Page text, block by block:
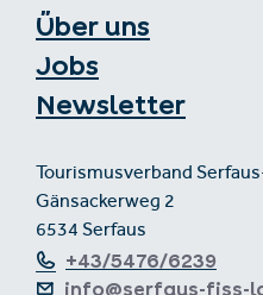
Über uns
Jobs
Newsletter
Tourismusverband
Gänsackerweg 2
6534 Serfaus
+43/5476/6239
info@serfaus-fiss-